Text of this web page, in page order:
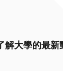
大學的最新